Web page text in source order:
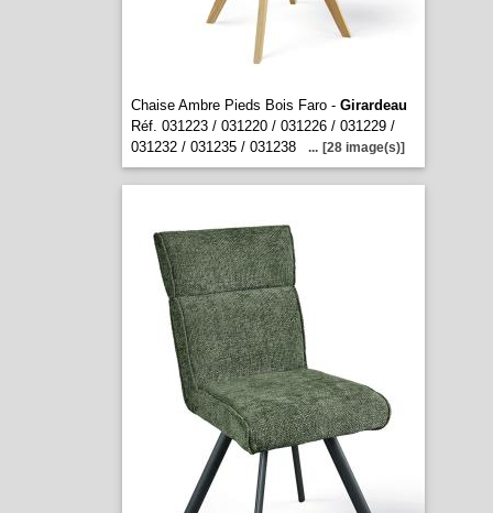
Chaise Ambre Pieds Bois Faro - Girardeau
Réf. 031223 / 031220 / 031226 / 031229 /
031232 / 031235 / 031238
... [28 image(s)]